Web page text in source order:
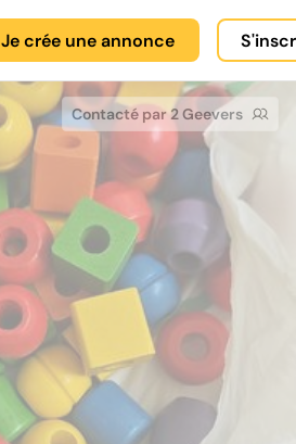
Je crée une annonce
Contacté par 2 Geevers